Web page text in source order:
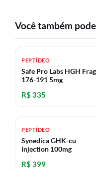
Você também
PEPTÍDEO
Safe Pro Labs HGH Frag
176-191 5mg
R$ 335
PEPTÍDEO
Synedica GHK-cu
Injection 100mg
R$ 399